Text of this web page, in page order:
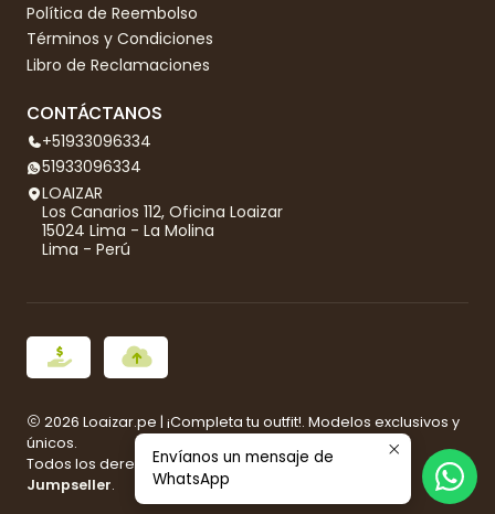
Política de Reembolso
Términos y Condiciones
Libro de Reclamaciones
CONTÁCTANOS
+51933096334
51933096334
LOAIZAR
Los Canarios 112, Oficina Loaizar
15024 Lima - La Molina
Lima - Perú
2026 Loaizar.pe | ¡Completa tu outfit!. Modelos exclusivos y
únicos.
Todos los derechos reservados.Desarrollado por
Jumpseller.
Envíanos un mensaje de
WhatsApp